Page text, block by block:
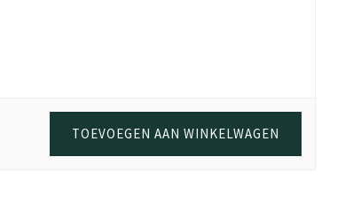
TOEVOEGEN AAN WINKELWAGEN